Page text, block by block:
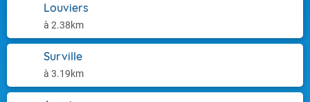
Louviers
à 2.38km
Surville
à 3.19km